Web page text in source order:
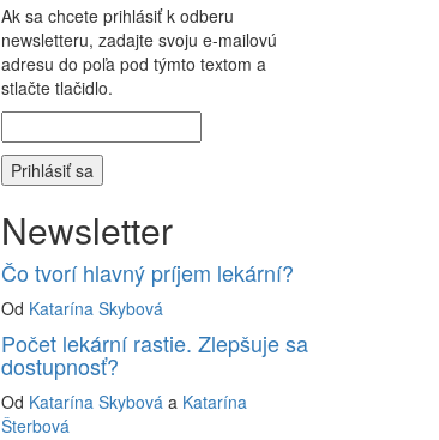
Ak sa chcete prihlásiť k odberu
newsletteru, zadajte svoju e-mailovú
adresu do poľa pod týmto textom a
stlačte tlačidlo.
Newsletter
Čo tvorí hlavný príjem lekární?
Od Katarína Skybová
Počet lekární rastie. Zlepšuje sa
dostupnosť?
Od Katarína Skybová a Katarína
Šterbová